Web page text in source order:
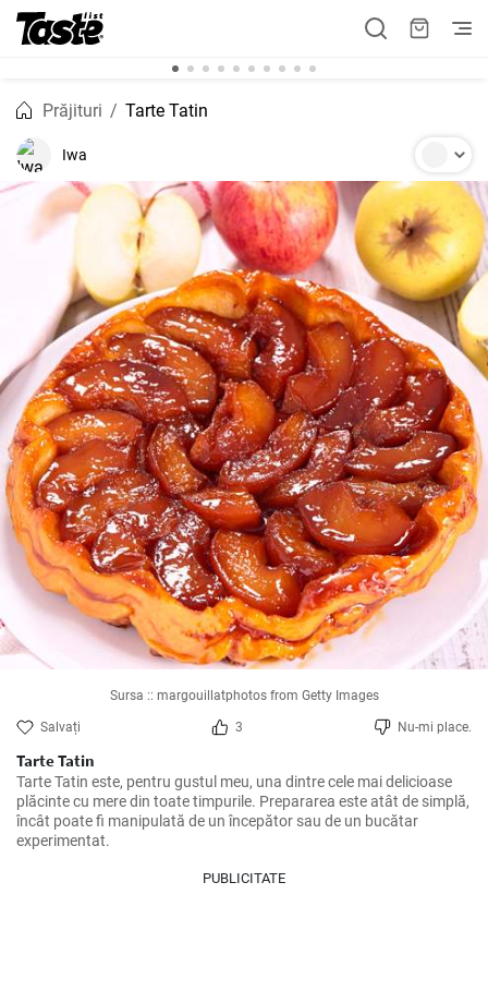
Prăjituri Tarte Tatin
Iwa
Sursa :: margouillatphotos from Getty Images
Salvați 3 Nu-mi place.
Tarte Tatin
Tarte Tatin este, pentru gustul meu, una dintre cele mai delicioase
plăcinte cu mere din toate timpurile. Prepararea este atât de simplă,
încât poate fi manipulată de un începător sau de un bucătar
experimentat.
PUBLICITATE